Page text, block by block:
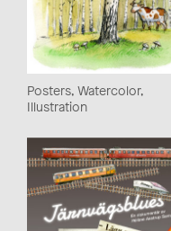
Posters, Watercolor,
Illustration